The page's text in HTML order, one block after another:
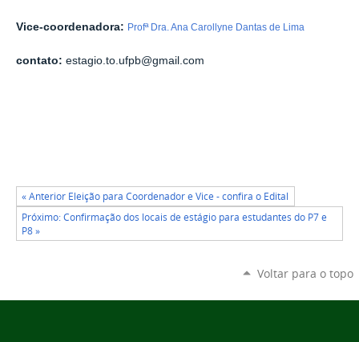
Vice-coordenadora: Profª Dra. Ana Carollyne Dantas de Lima
contato: estagio.to.ufpb@gmail.com
« Anterior Eleição para Coordenador e Vice - confira o Edital
Próximo: Confirmação dos locais de estágio para estudantes do P7 e
P8 »
Voltar para o topo